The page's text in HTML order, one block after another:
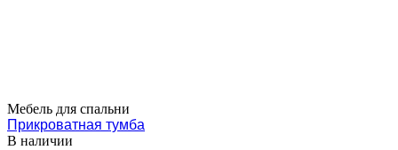
Мебель для спальни
Прикроватная тумба
В наличии